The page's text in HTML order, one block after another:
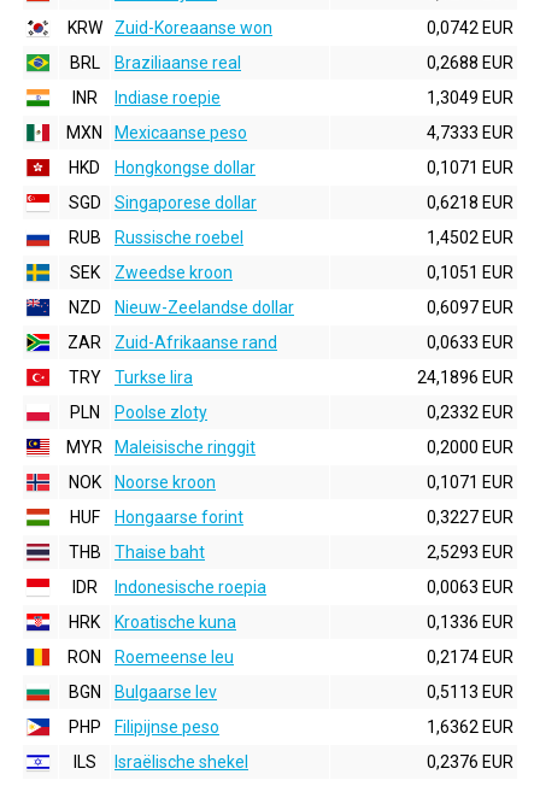
KRW
Zuid-Koreaanse won
0,0742 EUR
BRL
Braziliaanse real
0,2688 EUR
INR
Indiase roepie
1,3049 EUR
MXN
Mexicaanse peso
4,7333 EUR
HKD
Hongkongse dollar
0,1071 EUR
SGD
Singaporese dollar
0,6218 EUR
RUB
Russische roebel
1,4502 EUR
SEK
Zweedse kroon
0,1051 EUR
NZD
Nieuw-Zeelandse dollar
0,6097 EUR
ZAR
Zuid-Afrikaanse rand
0,0633 EUR
TRY
Turkse lira
24,1896 EUR
PLN
Poolse zloty
0,2332 EUR
MYR
Maleisische ringgit
0,2000 EUR
NOK
Noorse kroon
0,1071 EUR
HUF
Hongaarse forint
0,3227 EUR
THB
Thaise baht
2,5293 EUR
IDR
Indonesische roepia
0,0063 EUR
HRK
Kroatische kuna
0,1336 EUR
RON
Roemeense leu
0,2174 EUR
BGN
Bulgaarse lev
0,5113 EUR
PHP
Filipijnse peso
1,6362 EUR
ILS
Israëlische shekel
0,2376 EUR